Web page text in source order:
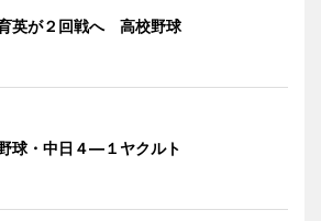
英が２回戦へ 高校野球
球・中日４―１ヤクルト